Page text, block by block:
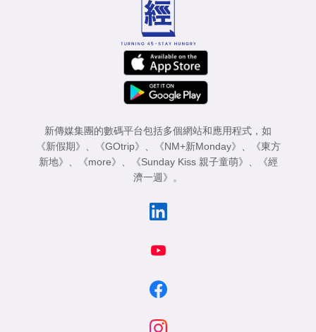
新傳媒集團的數碼平台包括多個網站和應用程式，如
《新假期》 、 《GOtrip》 、 《NM+新Monday》 、
《東方
新地》 、 《more》 、 《Sunday Kiss 親子童萌》 、
《經
濟一週》 。